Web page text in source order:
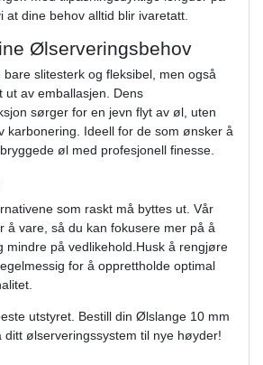
at dine behov alltid blir ivaretatt.
Ølserveringsbehov
slitesterk og fleksibel, men også
ut av emballasjen. Dens
sørger for en jevn flyt av øl, uten
karbonering. Ideell for de som ønsker å
øl med profesjonell finesse.
som raskt må byttes ut. Vår
å vare, så du kan fokusere mer på å
mindre på vedlikehold.Husk å rengjøre
for å opprettholde optimal
utstyret. Bestill din Ølslange 10 mm
ditt ølserveringssystem til nye høyder!